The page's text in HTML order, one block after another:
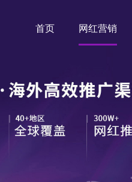
首页 网红营销